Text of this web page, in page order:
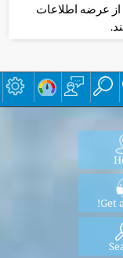
عرضه اطلاعات
Get